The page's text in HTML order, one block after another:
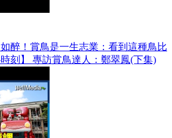
醉！賞鳥是一生志業：看到這種鳥比
刻】 專訪賞鳥達人：鄭翠鳳(下集)